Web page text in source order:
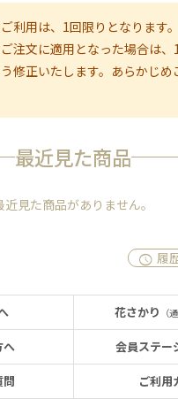
利用は、1回限りとなります
注文に適用となった場合は、
修正いたします。あらかじめ
最近見た商品
近見た商品がありません。
履
へ
問
花さかり （
会員ステー
ご利用